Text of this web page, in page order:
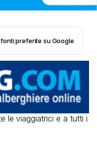
preferite su Google
le viaggiatrici e a tutti i